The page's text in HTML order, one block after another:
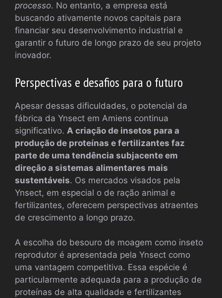
processo. No entanto, a empresa está
buscando ativamente novos capitais para
financiar seu desenvolvimento industrial e
garantir o futuro de longo prazo de seu projeto
inovador.
Perspectivas e desafios para o futuro
Apesar dessas dificuldades, o potencial da
fábrica da Ynsect em Amiens continua
significativo. A criação de insetos para a
produção de proteínas e fertilizantes faz
parte de uma tendência subjacente em
direção a sistemas alimentares mais
sustentáveis. Os mercados visados pela
Ynsect, em especial o de ração animal e
fertilizantes, oferecem perspectivas atraentes
de crescimento a longo prazo.
A escolha do besouro de moagem como inseto
reprodutor é apresentada pela Ynsect como
uma vantagem competitiva. Essa espécie é
particularmente adequada para a produção de
proteínas de alta qualidade e fertilizantes